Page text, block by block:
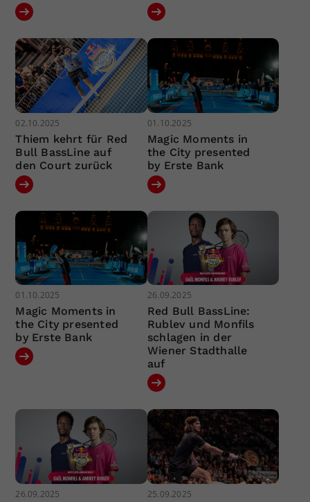
02.10.2025
Thiem kehrt für Red
Bull BassLine auf
den Court zurück
01.10.2025
Magic Moments in
the City presented
by Erste Bank
01.10.2025
Magic Moments in
the City presented
by Erste Bank
26.09.2025
Red Bull BassLine:
Rublev und Monfils
schlagen in der
Wiener Stadthalle
auf
26.09.2025 25.09.2025